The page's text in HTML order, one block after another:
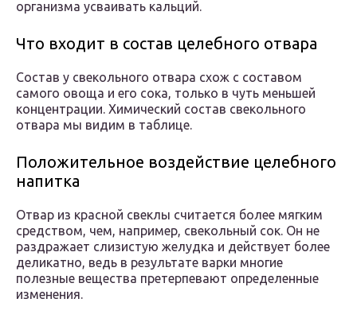
организма усваивать кальций.
Что входит в состав целебного отвара
Состав у свекольного отвара схож с составом
самого овоща и его сока, только в чуть меньшей
концентрации. Химический состав свекольного
отвара мы видим в таблице.
Положительное воздействие целебного
напитка
Отвар из красной свеклы считается более мягким
средством, чем, например, свекольный сок. Он не
раздражает слизистую желудка и действует более
деликатно, ведь в результате варки многие
полезные вещества претерпевают определенные
изменения.